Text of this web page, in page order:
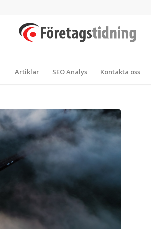
Artiklar SEO Analys Kontakta oss